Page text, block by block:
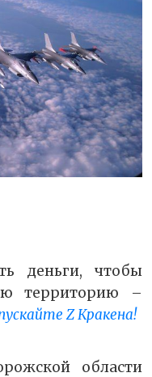
деньги, чтобы
территорию –
Z Кракена!
области